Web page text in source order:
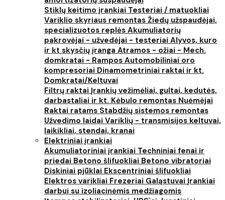
Stiklų keitimo įrankiai Testeriai / matuokliai
Variklio skyriaus remontas Žiedų užspaudėjai,
specializuotos replės Akumuliatorių
pakrovėjai - užvedėjai - testeriai Alyvos, kuro
ir kt skysčių įranga Atramos - ožiai - Mech.
domkratai - Rampos Automobiliniai oro
kompresoriai Dinamometriniai raktai ir kt.
Domkratai/Keltuvai
Filtrų raktai Įrankių vežimėliai, gultai, kedutės,
darbastaliai ir kt. Kėbulo remontas Nuėmėjai
Raktai ratams Stabdžių sistemos remontas
Užvedimo laidai Variklių - transmisijos keltuvai,
laikikliai, stendai, kranai
Elektriniai įrankiai
Akumuliatoriniai įrankiai Techniniai fenai ir
priedai Betono šlifuokliai Betono vibratoriai
Diskiniai pjūklai Ekscentriniai šlifuokliai
Elektros varikliai Frezeriai Galąstuvai Įrankiai
darbui su izoliacinėmis medžiagomis